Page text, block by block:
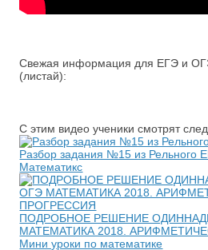
Свежая информация для ЕГЭ и
(листай):
С этим видео ученики смотрят
Разбор задания №15 из Рельного
Математикс
ПОДРОБНОЕ РЕШЕНИЕ
МАТЕМАТИКА 2018.
Мини уроки по математике